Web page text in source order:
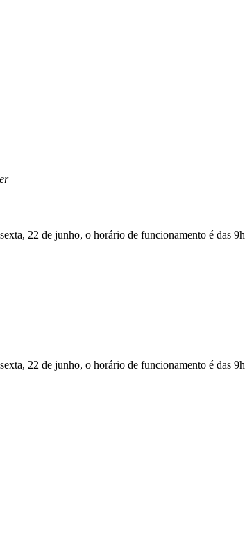
22 de junho, o horário de funcionamento é das 9h
22 de junho, o horário de funcionamento é das 9h